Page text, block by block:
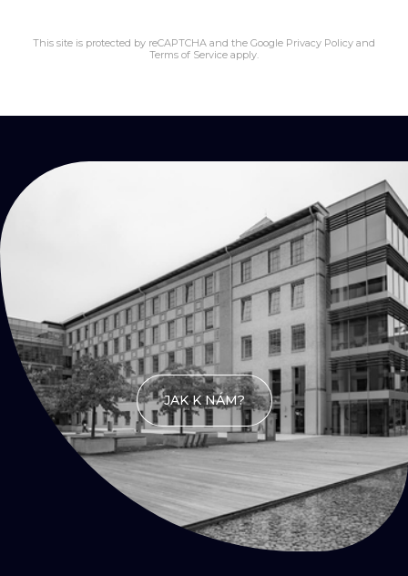
This site is protected by reCAPTCHA and the Google Privacy Policy and
Terms of Service apply.
na kafe
JAK K NÁM?